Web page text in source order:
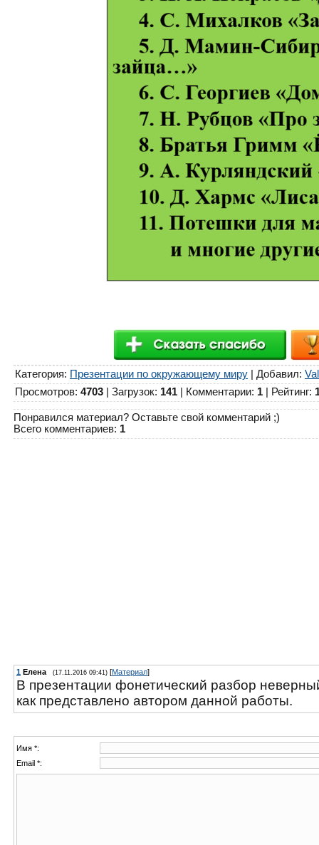
Категория: Презентации по окружающему миру Добавил:
Просмотров: 4703 Загрузок: 141 Комментарии: 1 Рейтинг:
Понравился материал? Оставьте свой комментарий ;)
Всего комментариев: 1
1 Елена (17.11.2016 09:41) [Материал]
В презентации фонетический разбор
как представлено автором данной работы.
Имя *:
Email *: